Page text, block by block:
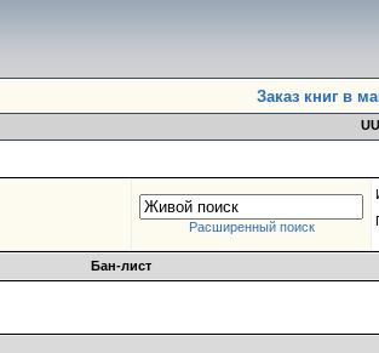
Заказ книг в
Расширенный поиск
Бан-лист